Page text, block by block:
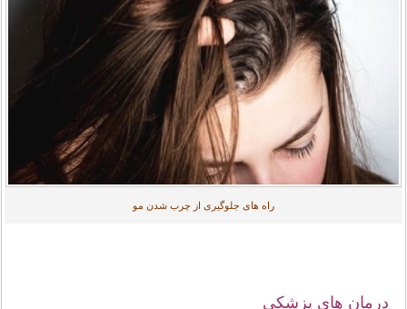
راه های جلوگیری از چرب شدن مو
درمان های پزشکی